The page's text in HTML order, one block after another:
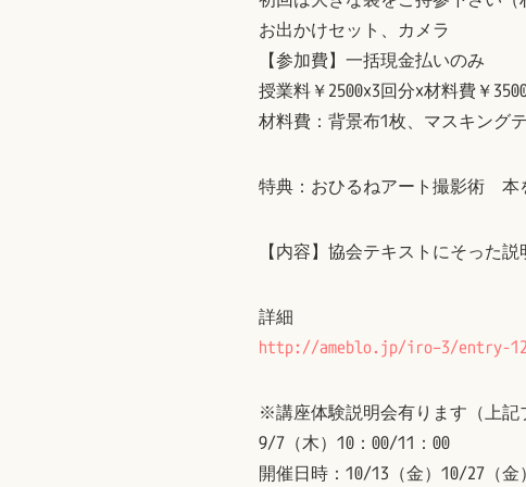
お出かけセット、カメラ
【参加費】一括現金払いのみ
授業料￥2500×3回分×材料費￥
材料費：背景布1枚、マスキング
特典：おひるねアート撮影術 本
【内容】協会テキストにそった
詳細
http://ameblo.jp/iro–3/entry-
※講座体験説明会有ります（上記
9/7（木）10：00/11：00
開催日時：10/13（金）10/27（金